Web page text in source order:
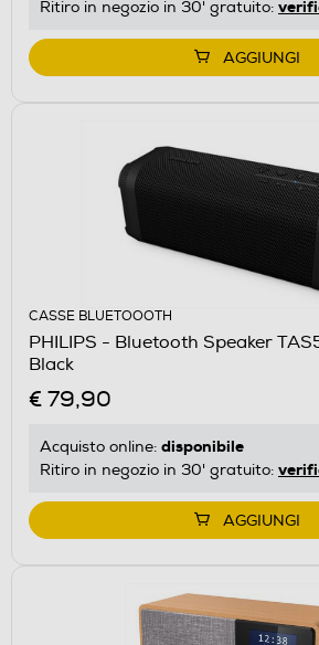
Ritiro in negozio in 30' gratuito:
AGGIUNGI
CASSE BLUETOOOTH
PHILIPS - Bluetooth Speaker
Black
€ 79,90
Acquisto online: disponibile
Ritiro in negozio in 30' gratuito:
AGGIUNGI